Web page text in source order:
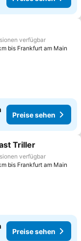
hinzufügen
verfügbar
bis Frankfurt am Main
Preise sehen
hinzufügen
Triller
verfügbar
bis Frankfurt am Main
Preise sehen